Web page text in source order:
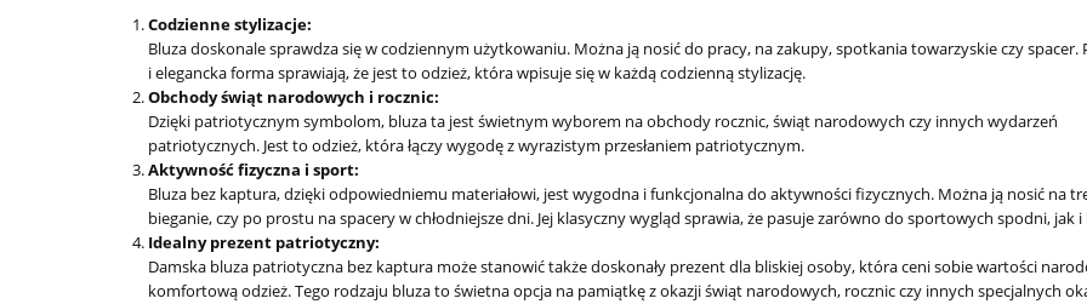
Codzienne stylizacje:
Bluza doskonale sprawdza się w codziennym użytkowaniu. Można ją nosić do pracy, na zakupy, spotkania towarzyskie czy spacer.
i elegancka forma sprawiają, że jest to odzież, która wpisuje się w każdą codzienną stylizację.
Obchody świąt narodowych i rocznic:
Dzięki patriotycznym symbolom, bluza ta jest świetnym wyborem na obchody rocznic, świąt narodowych czy innych wydarzeń
patriotycznych. Jest to odzież, która łączy wygodę z wyrazistym przesłaniem patriotycznym.
Aktywność fizyczna i sport:
Bluza bez kaptura, dzięki odpowiedniemu materiałowi, jest wygodna i funkcjonalna do aktywności fizycznych. Można ją nosić na
bieganie, czy po prostu na spacery w chłodniejsze dni. Jej klasyczny wygląd sprawia, że pasuje zarówno do sportowych spodni, jak i
Idealny prezent patriotyczny:
Damska bluza patriotyczna bez kaptura może stanowić także doskonały prezent dla bliskiej osoby, która ceni sobie wartości
komfortową odzież. Tego rodzaju bluza to świetna opcja na pamiątkę z okazji świąt narodowych, rocznic czy innych specjalnych
Koszulka BRAUN
ratuj się kto może!
83,66 zł